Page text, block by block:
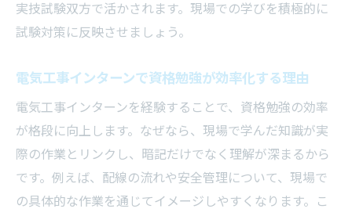
実技試験双方で活かされます。現場での学びを積極的に
試験対策に反映させましょう。
電気工事インターンで資格勉強が効率化する理由
電気工事インターンを経験することで、資格勉強の効率
が格段に向上します。なぜなら、現場で学んだ知識が実
際の作業とリンクし、暗記だけでなく理解が深まるから
です。例えば、配線の流れや安全管理について、現場で
の具体的な作業を通じてイメージしやすくなります。こ